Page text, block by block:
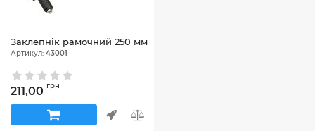
Заклепнік рамочний 250 мм
Артикул: 43001
211,00 грн